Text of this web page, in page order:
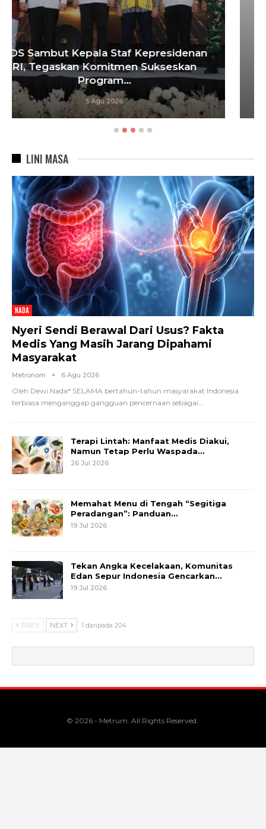
Tebang 10 Pohon Tanpa Izin Berujung
Penyegelan Videotron, Pemkot
Bandung…
5 Agu 2026
LINI MASA
NADA
Nyeri Sendi Berawal Dari Usus? Fakta
Medis Yang Masih Jarang Dipahami
Masyarakat
Metronom 6 Agu 2026
Oleh Dewi Nada* SELAMA bertahun-tahun masyarakat Indonesia
terbiasa menganggap gangguan pencernaan sebagai…
Terapi Lintah: Manfaat Medis Diakui,
Namun Tetap Perlu Waspada…
26 Jul 2026
Memahat Menu di Tengah “Segitiga
Peradangan”: Panduan…
19 Jul 2026
Tekan Angka Kecelakaan, Komunitas
Edan Sepur Indonesia Gencarkan…
19 Jul 2026
PREV NEXT 1 daripada 204
© 2026 - Metrum. All Rights Reserved.